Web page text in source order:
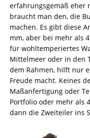
erfahrungsgemäß eher
braucht man den, die
machen. Es gibt diese
mm, aber bei mehr als
für wohltemperiertes
Mittelmeer oder in den
dem Rahmen, hilft nur
Freude macht. Keines
Maßanfertigung oder
Portfolio oder mehr als
dann die Zweiteiler ins